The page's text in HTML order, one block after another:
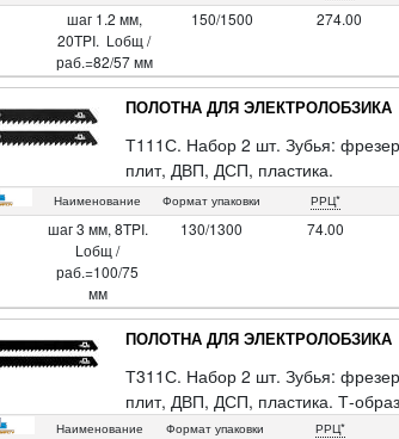
шаг 1.2 мм,
20TPI. Lобщ /
раб.=82/57 мм
150/1500 274.00
ПОЛОТНА ДЛЯ ЭЛЕКТРОЛОБЗИКА
Т111С. Набор 2 шт. Зубья:
плит, ДВП, ДСП, пластика.
Т-образный хвостовик. Материал:
Наименование Формат упаковки РРЦ*
шаг 3 мм, 8TPI.
Lобщ /
раб.=100/75
мм
130/1300 74.00
ПОЛОТНА ДЛЯ ЭЛЕКТРОЛОБЗИКА
Т311С. Набор 2 шт. Зубья:
плит, ДВП, ДСП, пластика. Т-
Наименование Формат упаковки РРЦ*